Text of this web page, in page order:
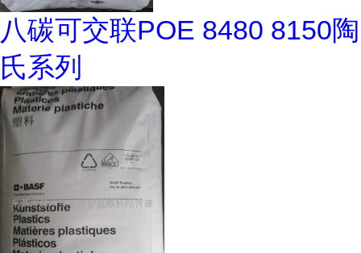
八碳可交联POE 8480 8150陶
氏系列